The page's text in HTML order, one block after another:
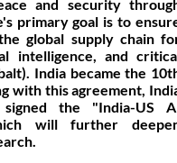
and security
primary goal is to
global supply chain
intelligence, and
India became the
with this agreement,
the "India-US
will further